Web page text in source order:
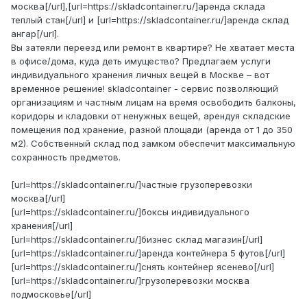
москва[/url],[url=https://skladcontainer.ru/]аренда склада
теплый стан[/url] и [url=https://skladcontainer.ru/]аренда склад
ангар[/url].
Вы затеяли переезд или ремонт в квартире? Не хватает места
в офисе/дома, куда деть имущество? Предлагаем услуги
индивидуального хранения личных вещей в Москве – вот
временное решение! skladcontainer - сервис позволяющий
организациям и частным лицам на время освободить балконы,
коридоры и кладовки от ненужных вещей, арендуя складские
помещения под хранение, разной площади (аренда от 1 до 350
м2). Собственный склад под замком обеспечит максимальную
сохранность предметов.
[url=https://skladcontainer.ru/]частные грузоперевозки
москва[/url]
[url=https://skladcontainer.ru/]боксы индивидуального
хранения[/url]
[url=https://skladcontainer.ru/]бизнес склад магазин[/url]
[url=https://skladcontainer.ru/]аренда контейнера 5 футов[/url]
[url=https://skladcontainer.ru/]снять контейнер ясенево[/url]
[url=https://skladcontainer.ru/]грузоперевозки москва
подмосковье[/url]